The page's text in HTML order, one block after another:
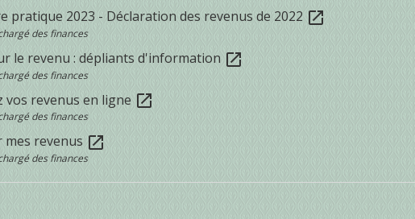
pratique 2023 - Déclaration des revenus de 2022 open_in_new
des finances
le revenu : dépliants d'information open_in_new
des finances
vos revenus en ligne open_in_new
des finances
mes revenus open_in_new
des finances